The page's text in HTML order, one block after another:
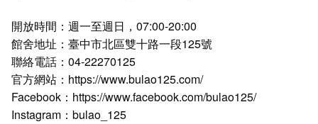
開放時間：週一至週日，07:00-20:00
館舍地址：臺中市北區雙十路一段125號
聯絡電話：04-22270125
官方網站： https://www.bulao125.com/
Facebook： https://www.facebook.com/bulao125/
Instagram：bulao_125